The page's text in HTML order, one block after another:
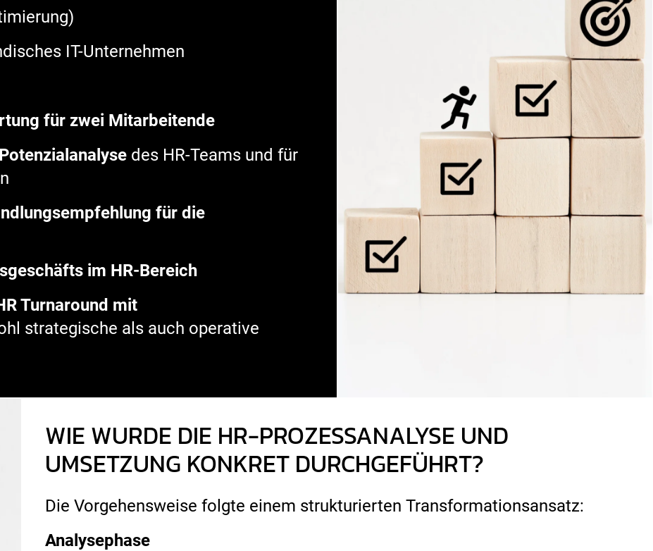
IT-Unternehmen
für zwei Mitarbeitende
des HR-Teams und für
für die
im HR-Bereich
Turnaround mit
strategische als auch operative
WIE WURDE DIE HR-PROZESSANALYSE UND
UMSETZUNG KONKRET DURCHGEFÜHRT?
Die Vorgehensweise folgte einem strukturierten Transformationsansatz:
Analysephase